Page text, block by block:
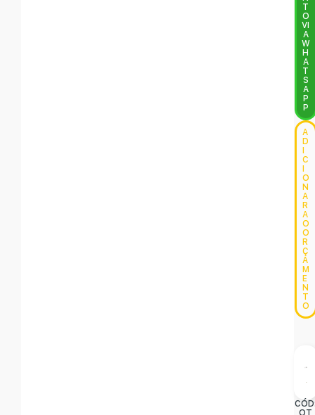
T
O
VI
A
W
H
A
T
S
A
P
P
A
D
C
O
N
A
R
A
O
O
R
Ç
A
M
E
N
T
O
OT